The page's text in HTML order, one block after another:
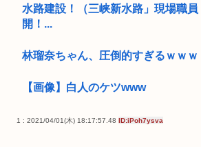
水路建設！（三峡新水路」現場職
開！...
林瑠奈ちゃん、圧倒的すぎるｗｗｗ
【画像】白人のケツwww
1 : 2021/04/01(木) 18:17:57.48 ID:iPoh7ysva